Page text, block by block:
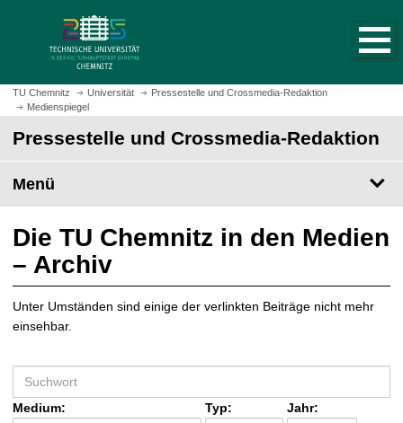
m
H
t
s
i
e
a
u
f
r
u
f
e
TU Chemnitz Universität
Pressestelle und Crossmedia-Redaktion
Medienspiegel
Pressestelle und Crossmedia-Redaktion
Menü
Die TU Chemnitz in den Medien
– Archiv
Unter Umständen sind einige der verlinkten Beiträge nicht mehr
einsehbar.
u
c
Medium: Typ: Jahr: